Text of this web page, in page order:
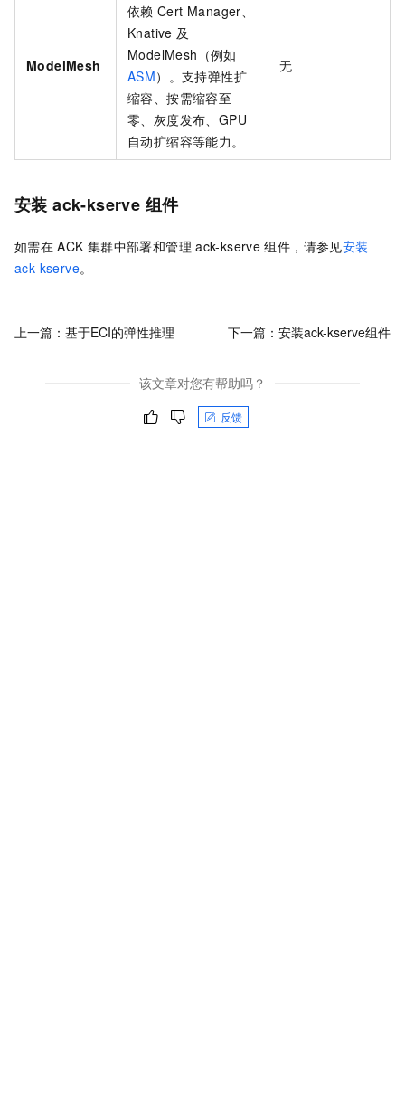
ModelMesh
依赖 Cert Manager、
Knative 及
ModelMesh（例如
ASM）。支持弹性扩
缩容、按需缩容至
零、灰度发布、GPU
自动扩缩容等能力。
无
安装 ack-kserve 组件
如需在 ACK 集群中部署和管理 ack-kserve 组件，请参见安装
ack-kserve️。
上一篇： 基于ECI的弹性推理 下一篇： 安装ack-kserve️组件
该文章对您有帮助吗？
反馈